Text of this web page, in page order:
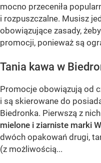
mocno przeceniła
i rozpuszczalne. Musisz
obowiązujące zasady,
promocji, ponieważ są
Tania kawa w
Promocje obowiązują od
i są skierowane do
Biedronka. Pierwszą z
mielone i ziarniste marki
dwóch opakowań drugi,
(z możliwością...